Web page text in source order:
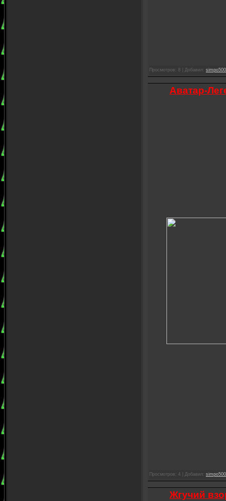
Просмотров: 8 | Добавил:
Аватар-
Просмотров: 4 | Добавил:
Жгучий